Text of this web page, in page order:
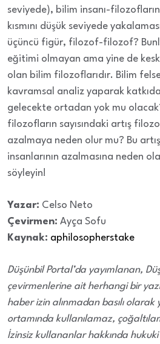
seviyede), bilim insanı-
kısmını düşük seviyede
üçüncü figür, filozof-filozof?
eğitimi olmayan ama yine de
olan bilim filozoflarıdır. Bilim
kavramsal analiz yaparak
gelecekte ortadan yok mu
filozofların sayısındaki artış
azalmaya neden olur mu? Bu
insanlarının azalmasına neden
söyleyin!
Yazar: Celso Neto
Çevirmen: Ayça Sofu
Kaynak: aphilosopherstake
Düşünbil Portal’da yayımlanan,
çevirmenlerine ait herhangi bir
haber izin alınmadan basılı
ortamında kullanılamaz,
İzinsiz kullananlar hakkında